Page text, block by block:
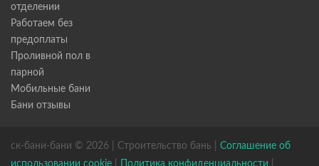
отделении
Работаем без
предоплаты
Проливной пол в
парной
Мобильные бани
Бани отзывы
ск-бани-бани © 2026 | Строительство бань | Соглашение об
использовании cookie
Политика конфиденциальности